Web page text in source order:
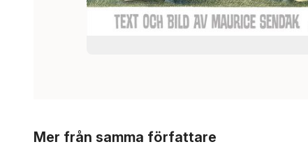
Mer från samma författare